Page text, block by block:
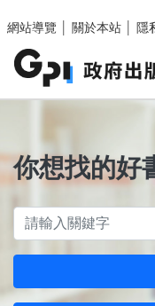
網站導覽
關於本站 隱
你想找的好